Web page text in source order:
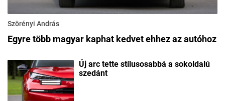
Szörényi András
Egyre több magyar kaphat kedvet ehhez az autóhoz
Új arc tette stílusosabbá a sokoldalú
szedánt